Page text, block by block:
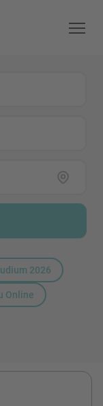
2026
Online